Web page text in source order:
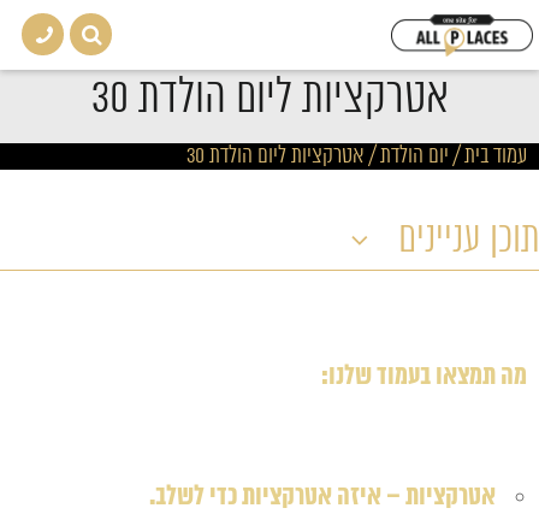
אטרקציות ליום הולדת 30
עמוד בית/יום הולדת/אטרקציות ליום הולדת 30
תוכן עניינים
מה תמצאו בעמוד שלנו:
אטרקציות – איזה אטרקציות כדי לשלב.